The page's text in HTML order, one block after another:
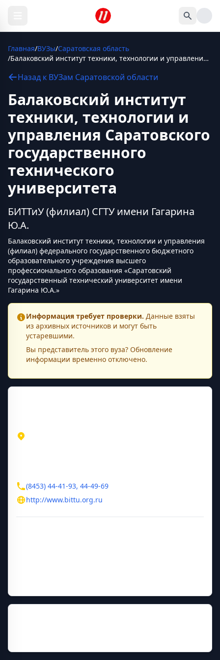
Главная/ВУЗы/Саратовская область
/
Балаковский институт техники, технологии и управления Саратовского государственного технического университета
Назад к ВУЗам Саратовской области
Балаковский институт
техники, технологии и
управления Саратовского
государственного
технического
университета
БИТТиУ (филиал) СГТУ имени Гагарина
Ю.А.
Балаковский институт техники, технологии и управления
(филиал) федерального государственного бюджетного
образовательного учреждения высшего
профессионального образования «Саратовский
государственный технический университет имени
Гагарина Ю.А.»
Информация требует проверки. Данные взяты
из архивных источников и могут быть
устаревшими.
Вы представитель этого вуза? Обновление
информации временно отключено.
(8453) 44-41-93, 44-49-69
http://www.bittu.org.ru